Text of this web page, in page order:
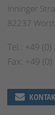
Inninger
82237
Tel.: +49
Fax: +49